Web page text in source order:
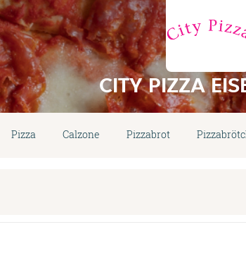
CITY PIZZA
Pizza Calzone Pizzabrot